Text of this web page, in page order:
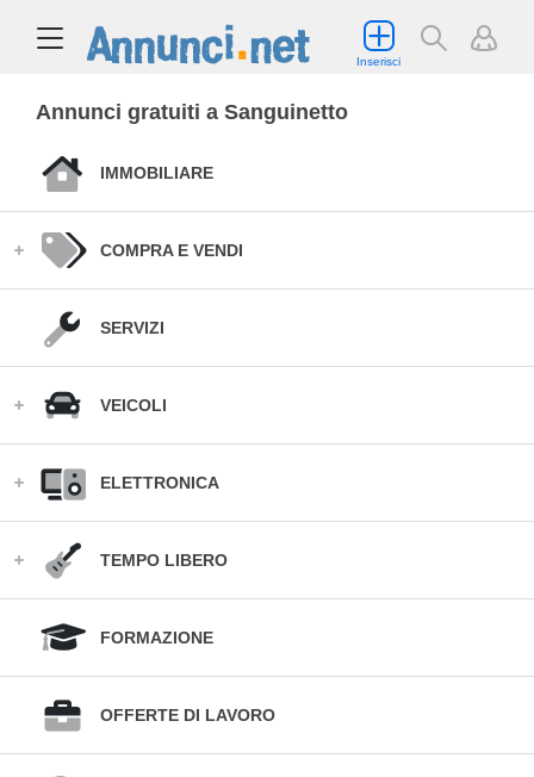
Inserisci
Annunci gratuiti a Sanguinetto
IMMOBILIARE
COMPRA E VENDI
SERVIZI
VEICOLI
ELETTRONICA
TEMPO LIBERO
FORMAZIONE
OFFERTE DI LAVORO